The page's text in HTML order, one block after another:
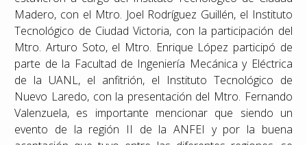
Madero, con el Mtro. Joel Rodríguez Guillén, el Instituto
Tecnológico de Ciudad Victoria, con la participación del
Mtro. Arturo Soto, el Mtro. Enrique López participó de
parte de la Facultad de Ingeniería Mecánica y Eléctrica
de la UANL, el anfitrión, el Instituto Tecnológico de
Nuevo Laredo, con la presentación del Mtro. Fernando
Valenzuela, es importante mencionar que siendo un
evento de la región II de la ANFEI y por la buena